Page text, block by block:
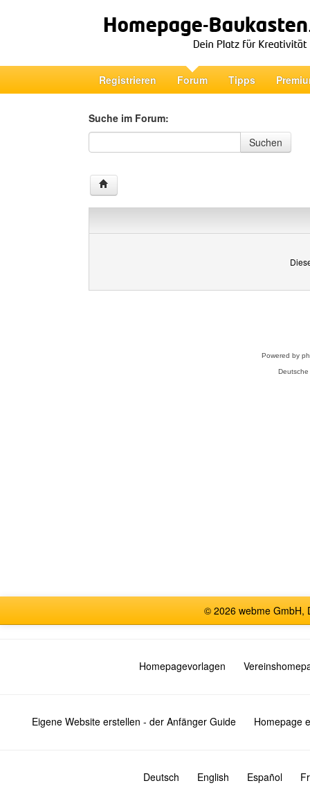
Registrieren Forum Tipps
Suche im Forum:
Suche im Forum
Suchen
Powered by
© 2026 webme GmbH,
Homepagevorlagen
Eigene Website erstellen - der Anfänger Guide Homepage
Deutsch English Español